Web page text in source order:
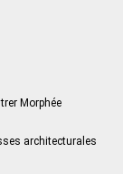
Morphée
architecturales